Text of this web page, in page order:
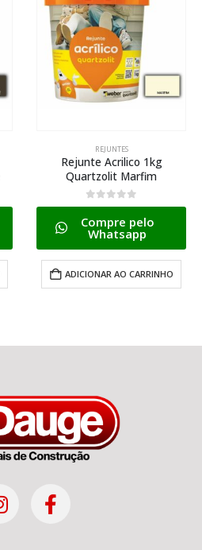
REJUNTES
Rejunte Acrilico 1kg
Quartzolit Marfim
0de 5
Compre pelo
Whatsapp
ADICIONAR AO CARRINHO